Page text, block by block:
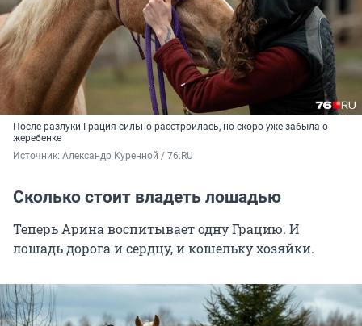
После разлуки Грация сильно расстроилась, но скоро уже забыла о
жеребенке
Источник: Александр Куренной / 76.RU
Сколько стоит владеть лошадью
Теперь Арина воспитывает одну Грацию. И
лошадь дорога и сердцу, и кошельку хозяйки.